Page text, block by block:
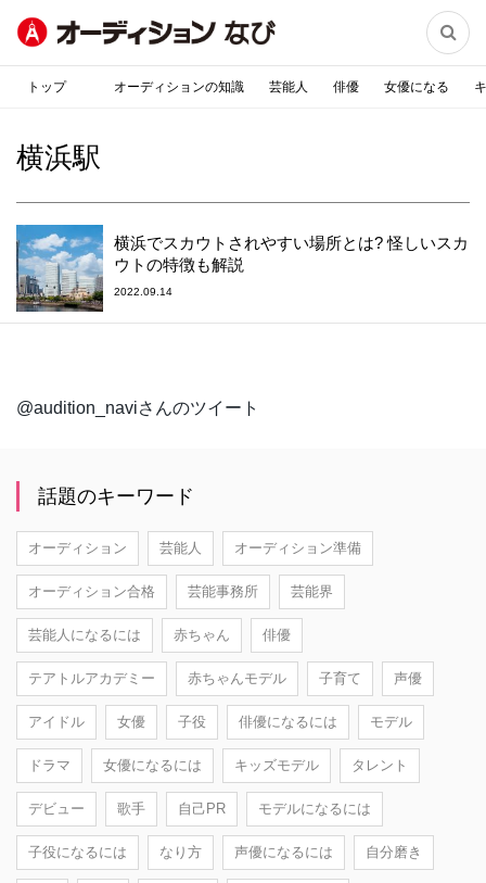

トップ オーディションの知識 芸能人 俳優 女優になる
横浜駅
横浜でスカウトされやすい場所とは? 怪しいスカ
ウトの特徴も解説
2022.09.14
@audition_naviさんのツイート
話題のキーワード
オーディション 芸能人 オーディション準備
オーディション合格 芸能事務所 芸能界
芸能人になるには 赤ちゃん 俳優
テアトルアカデミー 赤ちゃんモデル 子育て 声優
アイドル 女優 子役 俳優になるには モデル
ドラマ 女優になるには キッズモデル タレント
デビュー 歌手 自己PR モデルになるには
子役になるには なり方 声優になるには 自分磨き